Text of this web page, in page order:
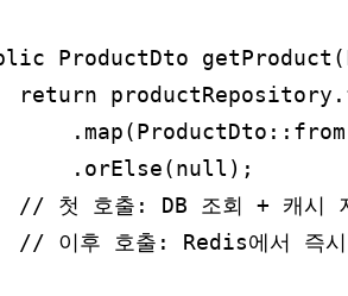
ProductDto
return
.orElse(null);
// 첫 호출: DB 조회 + 캐시
// 이후 호출: Redis에서 즉